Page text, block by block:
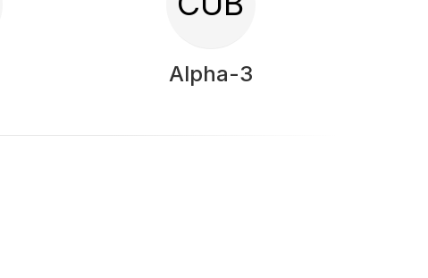
Alpha-3